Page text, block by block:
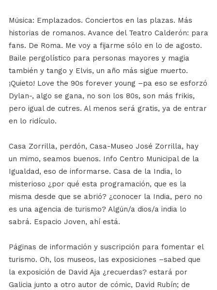
Música: Emplazados. Conciertos en las plazas. Más
historias de romanos. Avance del Teatro Calderón: para
fans. De Roma. Me voy a fijarme sólo en lo de agosto.
Baile pergolístico para personas mayores y magia
también y tango y Elvis, un año más sigue muerto.
¡Quieto! Love the 90s forever young –pa eso se esforzó
Dylan-, algo se gana, no son los 80s, son más frikis,
pero igual de cutres. Al menos será gratis, ya de entrar
en lo ridículo.
Casa Zorrilla, perdón, Casa-Museo José Zorrilla, hay
un mimo, seamos buenos. Info Centro Municipal de la
Igualdad, eso de informarse. Casa de la India, lo
misterioso ¿por qué esta programación, que es la
misma desde que se abrió? ¿conocer la India, pero no
es una agencia de turismo? Algún/a dios/a india lo
sabrá. Espacio Joven, ahí está.
Páginas de información y suscripción para fomentar el
turismo. Oh, los museos, las exposiciones –sabed que
la exposición de David Aja ¿recuerdas? estará por
Galicia junto a otro autor de cómic, David Rubín; de